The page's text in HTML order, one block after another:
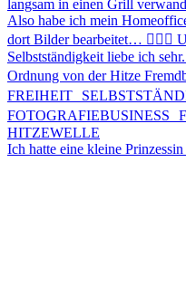
Ich hatte eine kleine